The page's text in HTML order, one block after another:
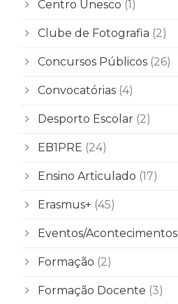
Centro Unesco (1)
Clube de Fotografia (2)
Concursos Públicos (26)
Convocatórias (4)
Desporto Escolar (2)
EB1PRE (24)
Ensino Articulado (17)
Erasmus+ (45)
Eventos/Acontecimentos
Formação (2)
Formação Docente (3)